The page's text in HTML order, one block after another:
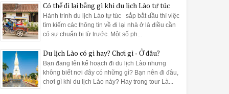
ngang để tránh cản trở hệ thống quạt rửa mang lại hiệu
hoặc úp ngược xuống để tạo không gian thông thoáng. Các
này là: Xếp nĩa lên trên, lưỡi dao quay xuống, thìa xen kẽ
dụng máy rửa bát Bosch như thế nào cho hiệu quả
Có thể đi lại bằng gì khi du lịch Lào tự túc
Hành trình du lịch Lào tự túc sắp bắt đầu thì việc
tìm kiếm các thông tin về đi lại nhà ở là điều cần
có sự chuẩn bị từ trước. Một số ph...
Du lịch Lào có gì hay? Chơi gì - Ở đâu?
Bạn đang lên kế hoạch đi du lịch Lào nhưng
không biết nơi đây có những gì? Bạn nên đi đâu,
chơi gì khi du lịch Lào này? Hay trong tour Là...